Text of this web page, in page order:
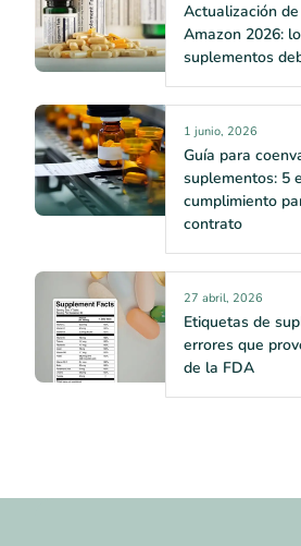
Actualización
Amazon 2026:
suplementos
1 junio, 2026
Guía para
suplementos: 5
cumplimiento
contrato
27 abril, 2026
Etiquetas de
errores que
de la FDA